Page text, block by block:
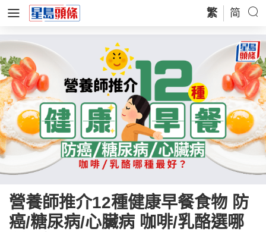
繁 简
營養師推介12種健康早餐食物 防
癌/糖尿病/心臟病 咖啡/乳酪選哪